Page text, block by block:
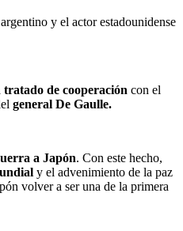
y el actor estadounidense
de cooperación con el
general De Gaulle.
a Japón. Con este hecho,
y el advenimiento de la paz
volver a ser una de la primera